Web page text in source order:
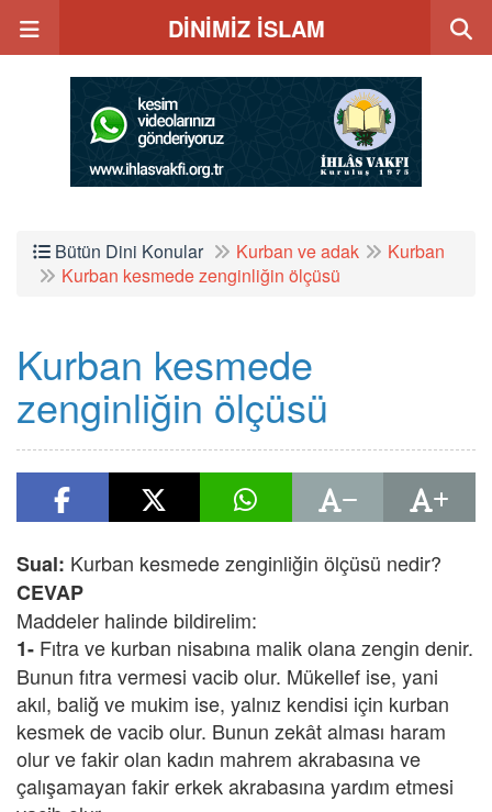
DİNİMİZ İSLAM
Bütün Dini Konular Kurban ve adak
Kurban
Kurban kesmede zenginliğin ölçüsü
Kurban kesmede
zenginliğin ölçüsü
Sual: Kurban kesmede zenginliğin ölçüsü nedir?
CEVAP
Maddeler halinde bildirelim:
1- Fıtra ve kurban nisabına malik olana zengin denir.
Bunun fıtra vermesi vacib olur. Mükellef ise, yani
akıl, baliğ ve mukim ise, yalnız kendisi için kurban
kesmek de vacib olur. Bunun zekât alması haram
olur ve fakir olan kadın mahrem akrabasına ve
çalışamayan fakir erkek akrabasına yardım etmesi